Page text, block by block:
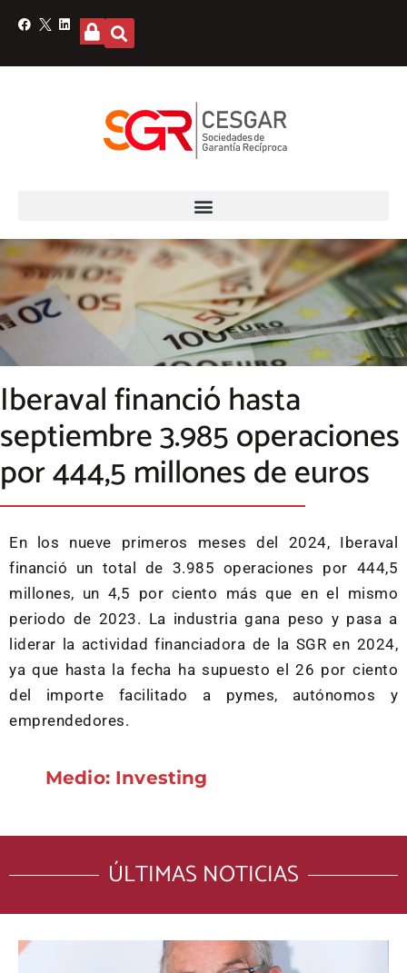
Iberaval financió hasta
septiembre 3.985 operaciones
por 444,5 millones de euros
En los nueve primeros meses del 2024, Iberaval
financió un total de 3.985 operaciones por 444,5
millones, un 4,5 por ciento más que en el mismo
periodo de 2023. La industria gana peso y pasa a
liderar la actividad financiadora de la SGR en 2024,
ya que hasta la fecha ha supuesto el 26 por ciento
del importe facilitado a pymes, autónomos y
emprendedores.
Medio: Investing
ÚLTIMAS NOTICIAS